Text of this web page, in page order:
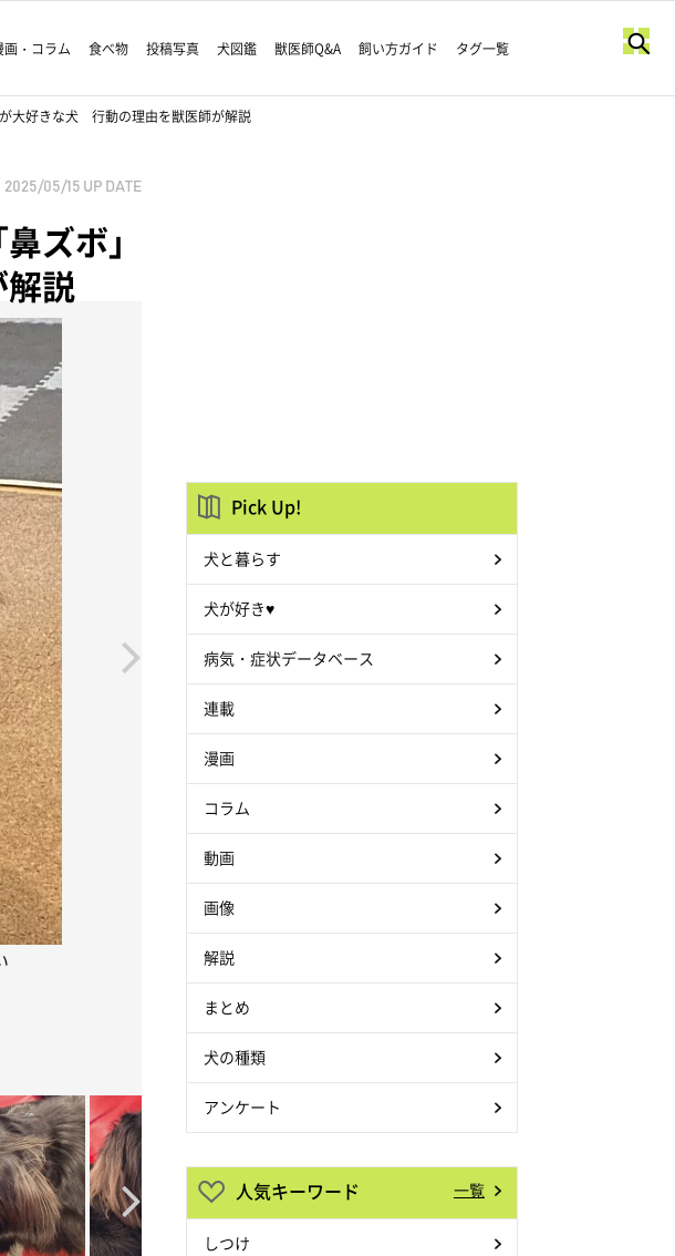
画・コラム 食べ物 投稿写真 犬図鑑 獣医師Q&A 飼い方ガイド タグ一覧
大好きな犬 行動の理由を獣医師が解説
2025/05/15 UP DATE
ズボ」
説
Pick Up!
犬と暮らす
犬が好き♥
病気・症状データベース
連載
漫画
コラム
動画
画像
解説
まとめ
犬の種類
アンケート
人気キーワード 一覧
しつけ